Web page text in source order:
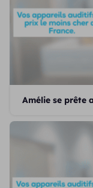
Amélie se prête